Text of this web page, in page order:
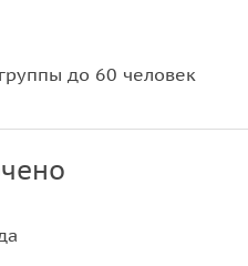
до 60 человек